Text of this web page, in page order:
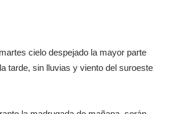
cielo despejado la mayor parte
tarde, sin lluvias y viento del suroeste